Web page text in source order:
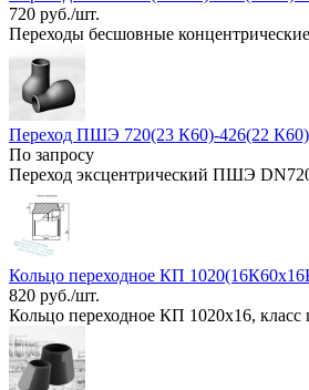
720 руб./шт.
Переходы бесшовные
Переход ПШЭ 720(23 К60)-426(22
По запросу
Переход эксцентрический ПШЭ
Кольцо переходное КП
820 руб./шт.
Кольцо переходное КП 1020х16,